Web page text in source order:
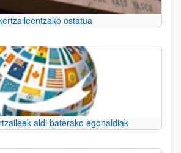
ostatua
aldi baterako egonaldiak